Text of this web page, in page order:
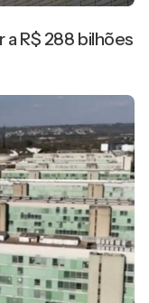
R$ 288 bilhões